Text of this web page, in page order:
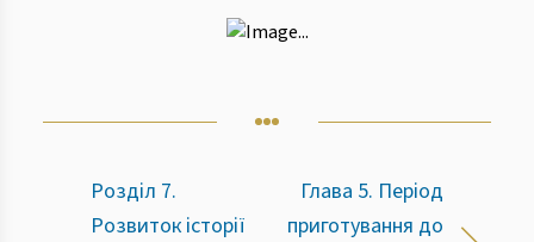
Розділ 7.
Розвиток історії
Глава 5. Період
приготування до